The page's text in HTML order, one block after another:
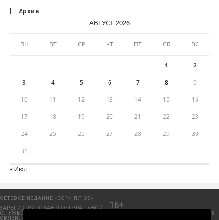
Архив
АВГУСТ 2026
ПН ВТ СР ЧТ ПТ СБ ВС
1 2
3 4 5 6 7 8 9
10 11 12 13 14 15 16
17 18 19 20 21 22 23
24 25 26 27 28 29 30
31
« Июл
СЕТЕВОЕ ИЗДАНИЕ «ЗОРИ ПЛЮС»
ЗАРЕГИСТРИРОВАНО ФЕДЕРАЛЬНОЙ
СЛУЖБОЙ ПО НАДЗОРУ В СФЕРЕ
СВЯЗИ, ИНФОРМАЦИОННЫХ
16+
Добрянский городской портал. © 2006 - 2023